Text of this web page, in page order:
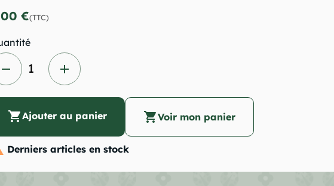
€(TTC)
add
shopping_cartAjouter au panier shopping_cartVoir mon panier
Derniers articles en stock